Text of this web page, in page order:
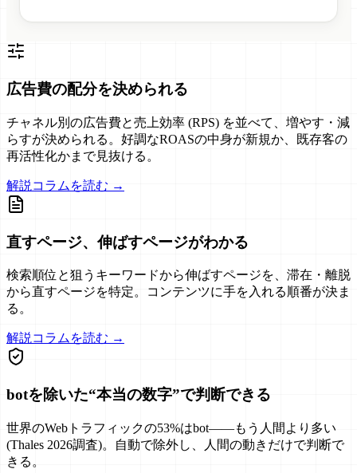
広告費の配分を決められる
チャネル別の広告費と売上効率 (RPS) を並べて、増やす・減
らすが決められる。好調なROASの中身が新規か、既存客の
再活性化かまで見抜ける。
解説コラムを読む →
直すページ、伸ばすページがわかる
検索順位と狙うキーワードから伸ばすページを、滞在・離脱
から直すページを特定。コンテンツに手を入れる順番が決ま
る。
解説コラムを読む →
botを除いた“本当の数字”で判断できる
世界のWebトラフィックの53%はbot——もう人間より多い
(Thales 2026調査)。自動で除外し、人間の動きだけで判断で
きる。